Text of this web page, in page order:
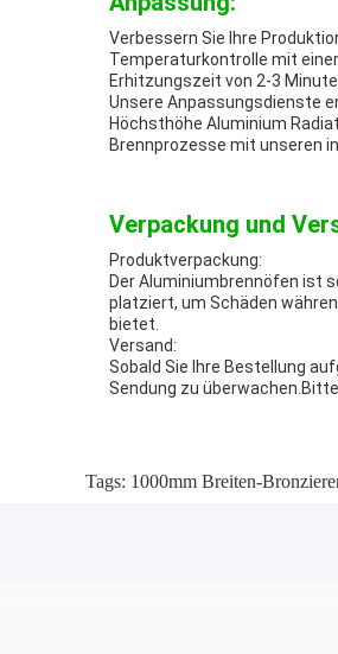
Verbessern Sie Ihre
Temperaturkontrolle mit
Erhitzungszeit von 2-3
Unsere Anpassungsdienste
Höchsthöhe Aluminium
Brennprozesse mit unseren
Verpackung und
Produktverpackung:
Der Aluminiumbrennöfen ist
platziert, um Schäden
bietet.
Versand:
Sobald Sie Ihre Bestellung
Sendung zu
Tags: 1000mm Breiten-